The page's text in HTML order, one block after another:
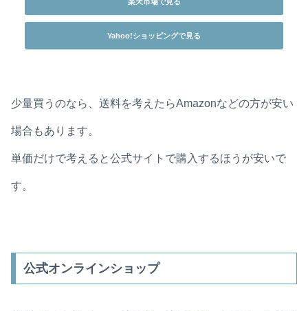
Yahoo!ショッピングで見る
少量買うのなら、送料を考えたらAmazonなどの方が安い
場合もあります。
単価だけで考えると公式サイトで購入するほうが安いで
す。
公式オンラインショップ